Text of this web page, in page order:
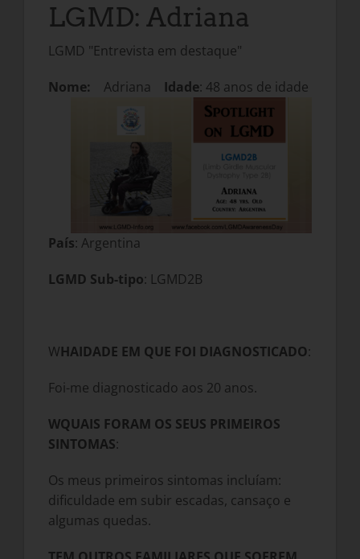
LGMD: Adriana
LGMD "Entrevista em destaque"
Nome: Adriana Idade: 48 anos de idade
País: Argentina
LGMD Sub-tipo: LGMD2B
WHAIDADE EM QUE FOI DIAGNOSTICADO:
Foi-me diagnosticado aos 20 anos.
WQUAIS FORAM OS SEUS PRIMEIROS
SINTOMAS:
Os meus primeiros sintomas incluíam:
dificuldade em subir escadas, cansaço e
algumas quedas.